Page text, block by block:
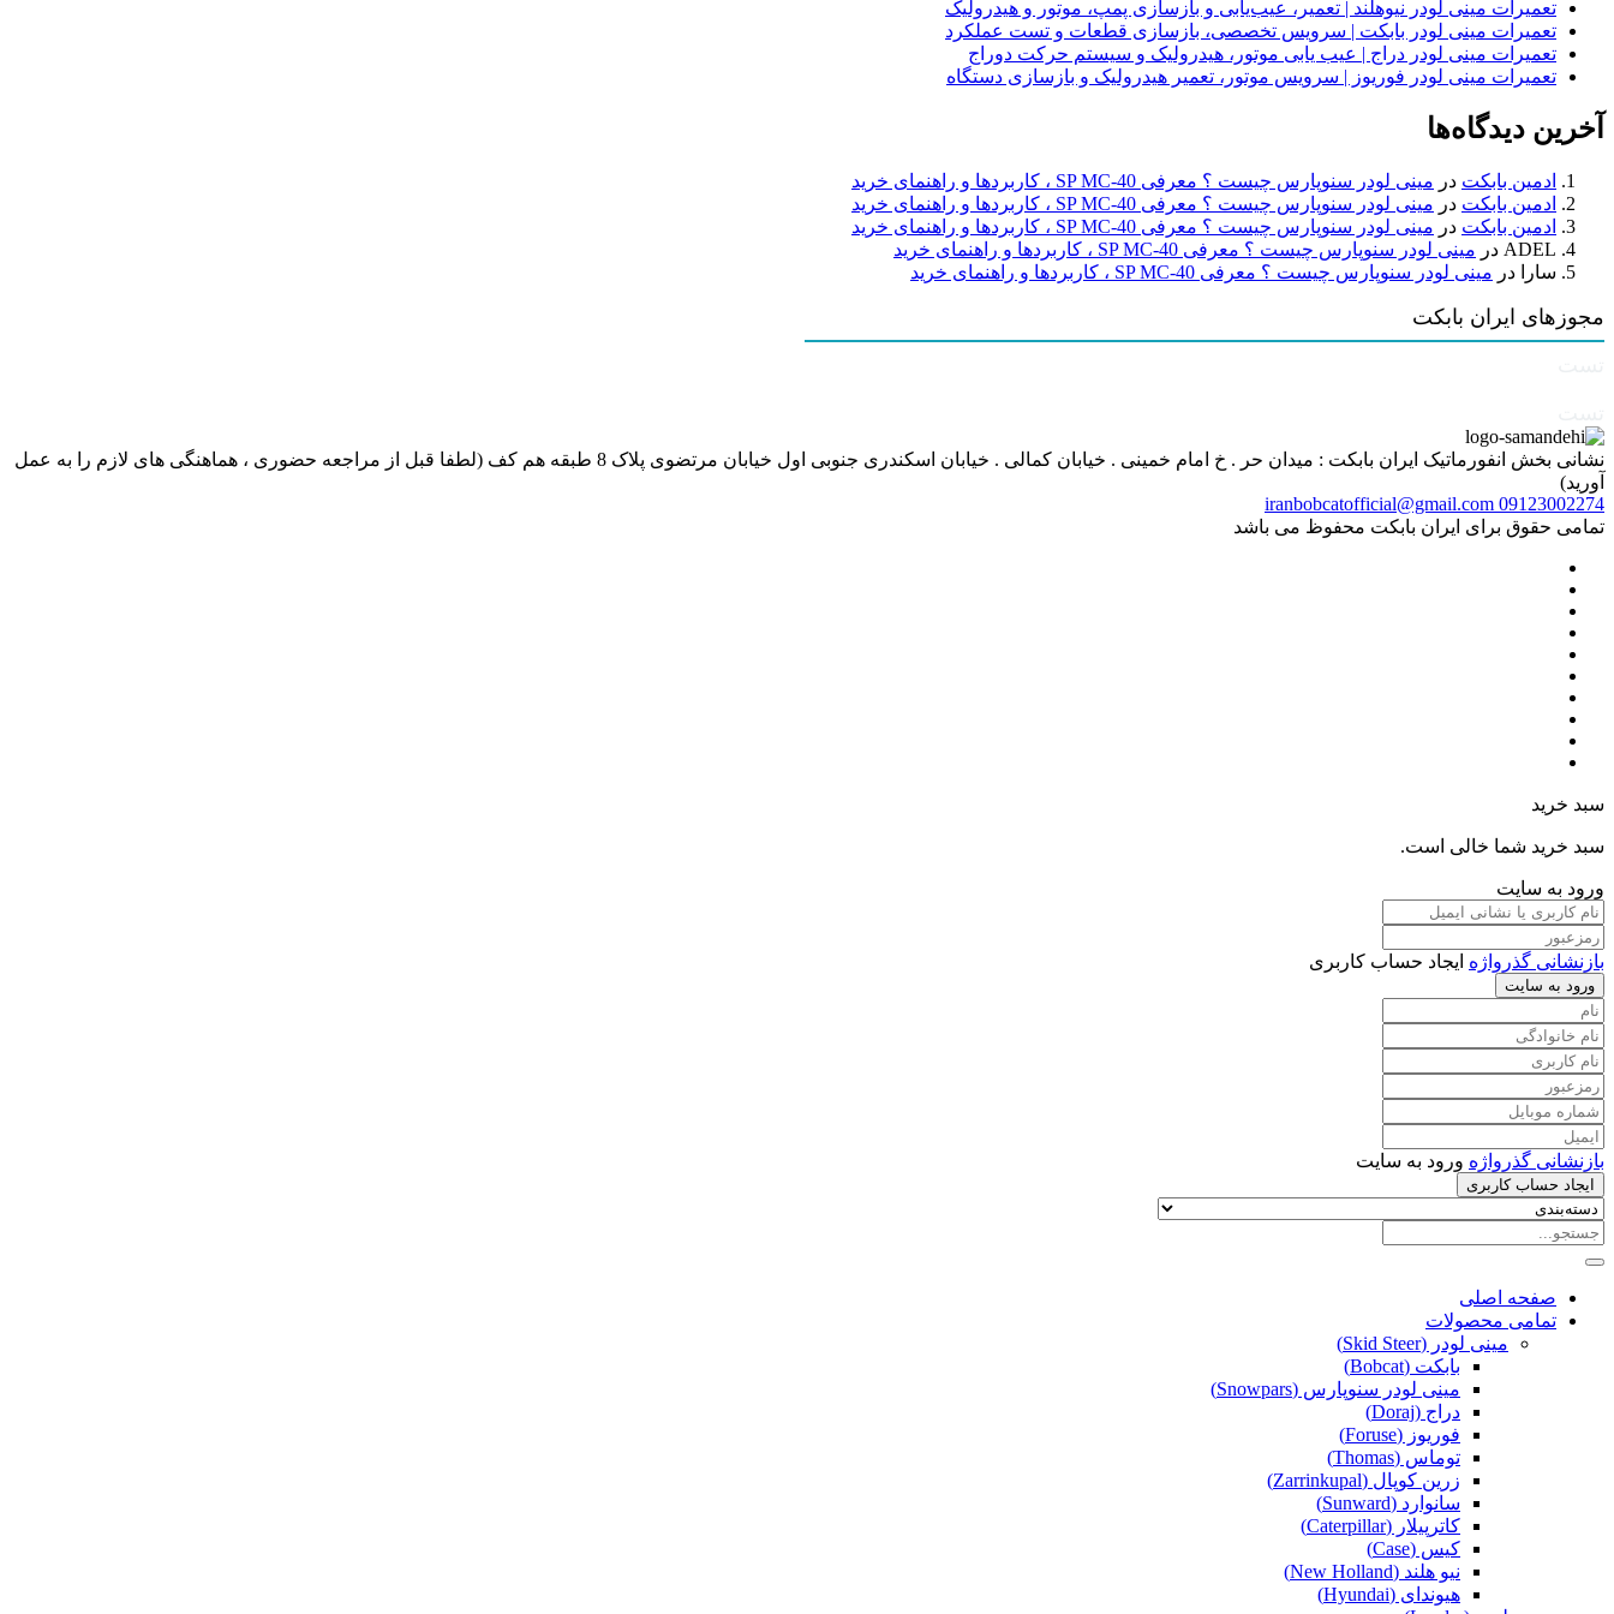
تعمیرات مینی لودر نیوهلند | تعمیر، عیب‌یابی و بازسازی پمپ، موتور و هیدرولیک
تعمیرات مینی لودر بابکت | سرویس تخصصی، بازسازی قطعات و تست عملکرد
تعمیرات مینی لودر دراج | عیب یابی موتور، هیدرولیک و سیستم حرکت دوراج
تعمیرات مینی لودر فوریوز | سرویس موتور، تعمیر هیدرولیک و بازسازی دستگاه
آخرین دیدگاه‌ها
ادمین بابکت در مینی لودر سنوپارس چیست ؟ معرفی SP MC-40 ، کاربردها و راهنمای خرید
ادمین بابکت در مینی لودر سنوپارس چیست ؟ معرفی SP MC-40 ، کاربردها و راهنمای خرید
ادمین بابکت در مینی لودر سنوپارس چیست ؟ معرفی SP MC-40 ، کاربردها و راهنمای خرید
ADEL در مینی لودر سنوپارس چیست ؟ معرفی SP MC-40 ، کاربردها و راهنمای خرید
سارا
در مینی لودر سنوپارس چیست ؟ معرفی SP MC-40 ، کاربردها و راهنمای خرید
مجوزهای ایران بابکت
نشانی بخش انفورماتیک ایران بابکت : میدان حر . خ امام خمینی . خیابان کمالی . خیابان اسکندری جنوبی اول خیابان مرتضوی پلاک 8 طبقه هم کف (لطفا قبل از مراجعه حضوری ، هماهنگی های لازم را به عمل
آورید)
09123002274
iranbobcatofficial@gmail.com
تمامی حقوق برای ایران بابکت محفوظ می باشد
سبد خرید
سبد خرید شما خالی است.
ورود به سایت
بازنشانی گذرواژه ایجاد حساب کاربری
ورود به سایت
بازنشانی گذرواژه ورود به سایت
ایجاد حساب کاربری
صفحه اصلی
تمامی محصولات
مینی لودر (Skid Steer)
بابکت (Bobcat)
مینی لودر سنوپارس (Snowpars)
دراج (Doraj)
فوریوز (Foruse)
توماس (Thomas)
زرین کوپال (Zarrinkupal)
سانوارد (Sunward)
کاترپیلار (Caterpillar)
کیس (Case)
نیو هلند (New Holland)
هیوندای (Hyundai)